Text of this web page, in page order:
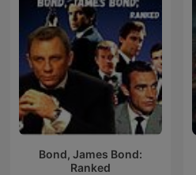
Bond, James Bond:
Ranked